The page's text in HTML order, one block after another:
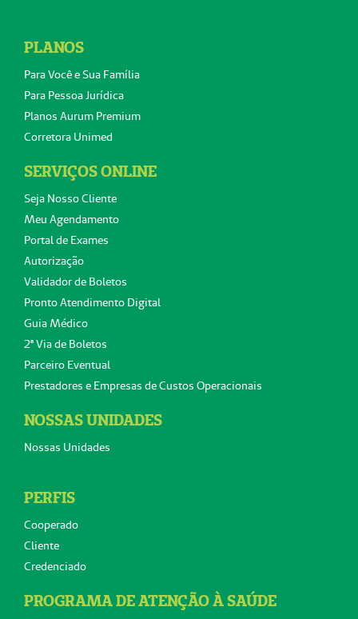
PLANOS
Para Você e Sua Família
Para Pessoa Jurídica
Planos Aurum Premium
Corretora Unimed
SERVIÇOS ONLINE
Seja Nosso Cliente
Meu Agendamento
Portal de Exames
Autorização
Validador de Boletos
Pronto Atendimento Digital
Guia Médico
2ª Via de Boletos
Parceiro Eventual
Prestadores e Empresas de Custos Operacionais
NOSSAS UNIDADES
Nossas Unidades
PERFIS
Cooperado
Cliente
Credenciado
PROGRAMA DE ATENÇÃO À SAÚDE